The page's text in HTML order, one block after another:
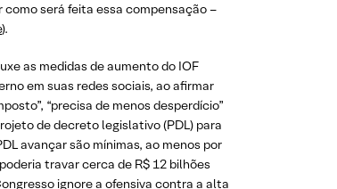
como será feita essa compensação –
).
as medidas de aumento do IOF
em suas redes sociais, ao afirmar
“precisa de menos desperdício”
de decreto legislativo (PDL) para
avançar são mínimas, ao menos por
travar cerca de R$ 12 bilhões
ignore a ofensiva contra a alta